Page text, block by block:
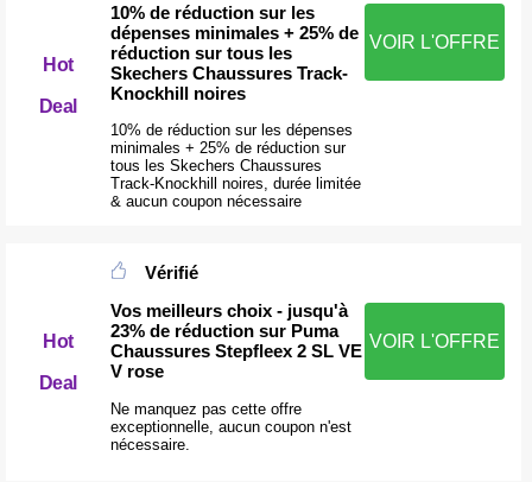
Hot
Deal
10% de réduction sur les
dépenses minimales + 25% de
réduction sur tous les
Skechers Chaussures Track-
Knockhill noires
10% de réduction sur les dépenses
minimales + 25% de réduction sur
tous les Skechers Chaussures
Track-Knockhill noires, durée limitée
& aucun coupon nécessaire
VOIR L'OFFRE
Hot
Deal
Vérifié
Vos meilleurs choix - jusqu'à
23% de réduction sur Puma
Chaussures Stepfleex 2 SL VE
V rose
Ne manquez pas cette offre
exceptionnelle, aucun coupon n'est
nécessaire.
VOIR L'OFFRE